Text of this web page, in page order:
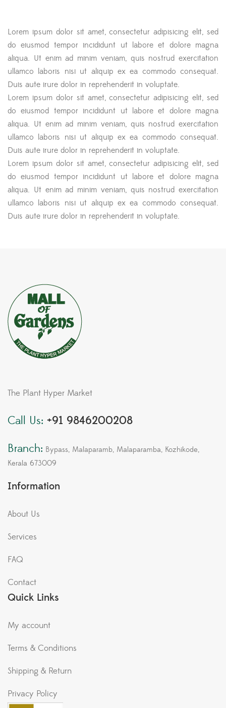
Lorem ipsum dolor sit amet, consectetur adipisicing elit, sed
do eiusmod tempor incididunt ut labore et dolore magna
aliqua. Ut enim ad minim veniam, quis nostrud exercitation
ullamco laboris nisi ut aliquip ex ea commodo consequat.
Duis aute irure dolor in reprehenderit in voluptate.
Lorem ipsum dolor sit amet, consectetur adipisicing elit, sed
do eiusmod tempor incididunt ut labore et dolore magna
aliqua. Ut enim ad minim veniam, quis nostrud exercitation
ullamco laboris nisi ut aliquip ex ea commodo consequat.
Duis aute irure dolor in reprehenderit in voluptate.
Lorem ipsum dolor sit amet, consectetur adipisicing elit, sed
do eiusmod tempor incididunt ut labore et dolore magna
aliqua. Ut enim ad minim veniam, quis nostrud exercitation
ullamco laboris nisi ut aliquip ex ea commodo consequat.
Duis aute irure dolor in reprehenderit in voluptate.
The Plant Hyper Market
Call Us: +91 9846200208
Branch: Bypass, Malaparamb, Malaparamba, Kozhikode,
Kerala 673009
Information
About Us
Services
FAQ
Contact
Quick Links
My account
Terms & Conditions
Shipping & Return
Privacy Policy